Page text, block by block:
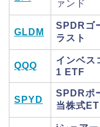
ァンド
GLDM
SPDRゴ
ラスト
QQQ
インベス
1 ETF
SPYD
SPDRポ
当株式